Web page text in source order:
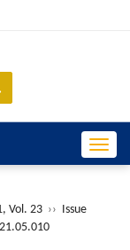
Vol. 23 ›› Issue